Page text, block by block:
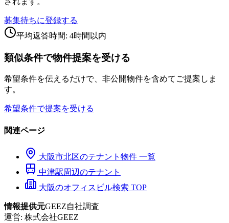
募集待ちに登録する
平均返答時間: 4時間以内
類似条件で物件提案を受ける
希望条件を伝えるだけで、非公開物件を含めてご提案しま
す。
希望条件で提案を受ける
関連ページ
大阪市北区のテナント物件 一覧
中津駅周辺のテナント
大阪のオフィスビル検索 TOP
情報提供元GEEZ自社調査
運営: 株式会社GEEZ